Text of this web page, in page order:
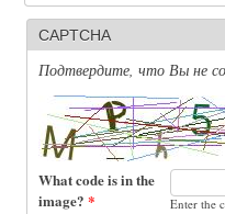
CAPTCHA
Подтвердите, что Вы не
What code is in the
image? * Enter the